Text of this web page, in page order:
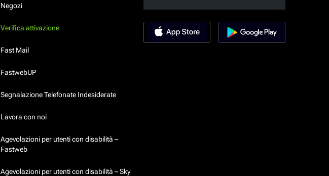
Negozi
Verifica attivazione
Fast Mail
FastwebUP
Segnalazione Telefonate Indesiderate
Lavora con noi
Agevolazioni per utenti con disabilità –
Fastweb
Agevolazioni per utenti con disabilità – Sky